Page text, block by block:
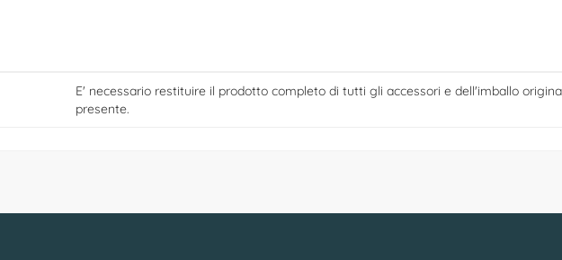
E' necessario restituire il prodotto completo di tutti gli accessori e dell'imballo
presente.